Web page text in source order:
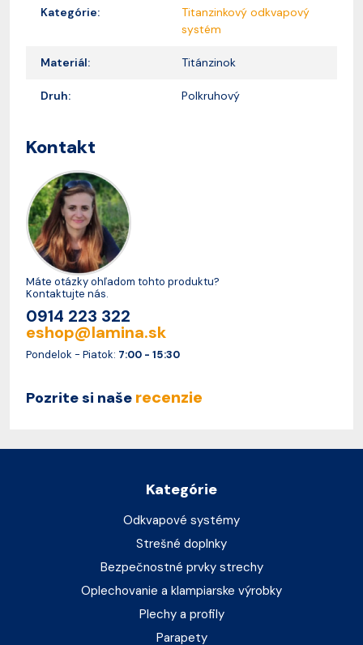
Kategórie:
Titanzinkový odkvapový
systém
Materiál: Titánzinok
Druh: Polkruhový
Kontakt
Máte otázky ohľadom tohto produktu?
Kontaktujte nás.
0914 223 322
eshop@lamina.sk
Pondelok - Piatok: 7:00 - 15:30
Pozrite si naše recenzie
Kategórie
Odkvapové systémy
Strešné doplnky
Bezpečnostné prvky strechy
Oplechovanie a klampiarske výrobky
Plechy a profily
Parapety